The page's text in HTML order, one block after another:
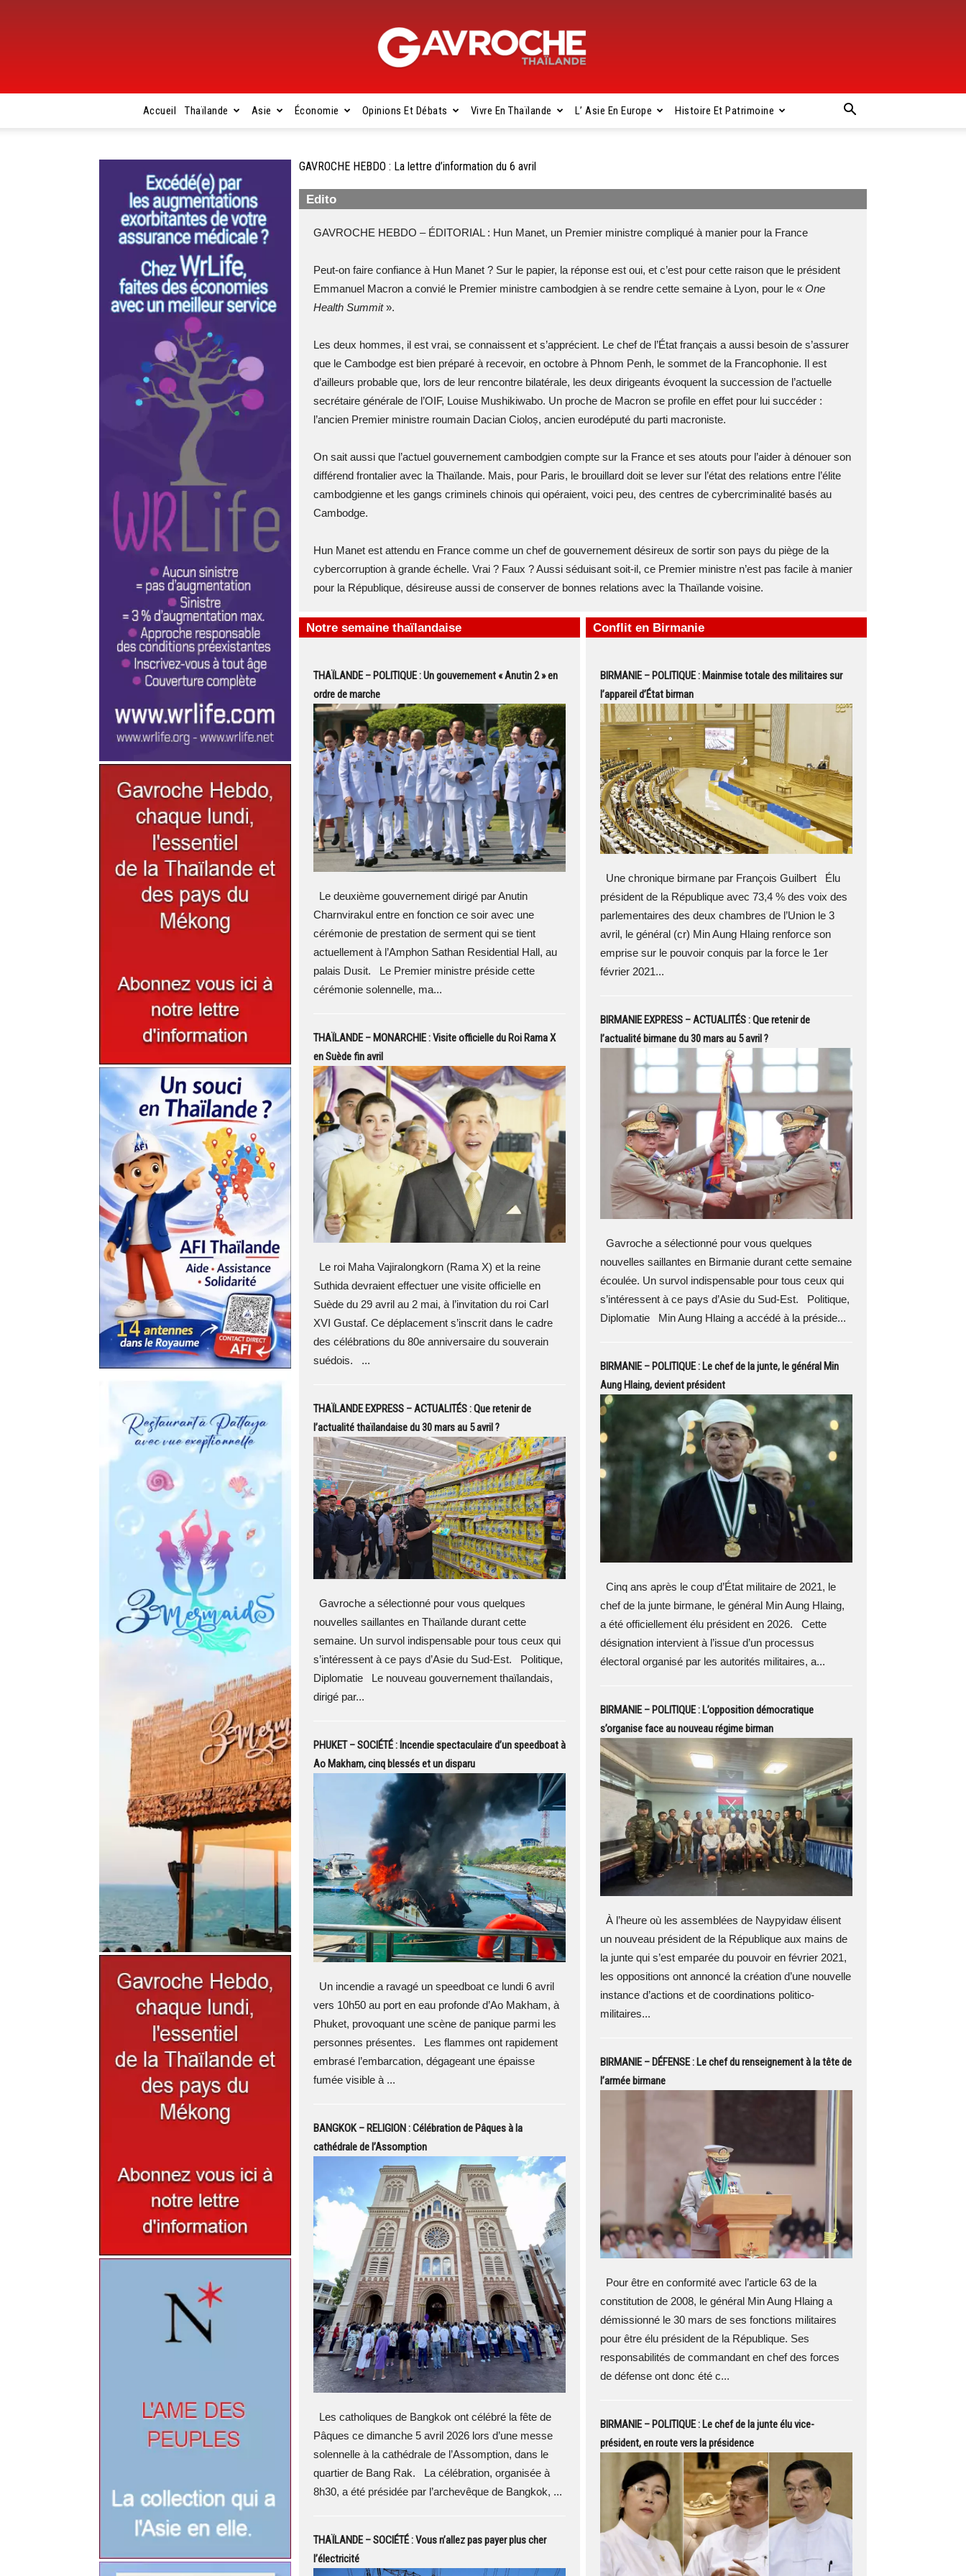
Gavroche
Thaïlande
Accueil Thaïlande Asie Économie Opinions Et Débats Vivre En Thaïlande L’ Asie En Europe Histoire Et Patrimoine
GAVROCHE HEBDO : La lettre d’information du 6 avril
Edito
GAVROCHE HEBDO – ÉDITORIAL : Hun Manet, un Premier ministre compliqué à manier pour la France
Peut-on faire confiance à Hun Manet ? Sur le papier, la réponse est oui, et c’est pour cette raison que le président
Emmanuel Macron a convié le Premier ministre cambodgien à se rendre cette semaine à Lyon, pour le « One
Health Summit».
Les deux hommes, il est vrai, se connaissent et s’apprécient. Le chef de l’État français a aussi besoin de s’assurer
que le Cambodge est bien préparé à recevoir, en octobre à Phnom Penh, le sommet de la Francophonie. Il est
d’ailleurs probable que, lors de leur rencontre bilatérale, les deux dirigeants évoquent la succession de l’actuelle
secrétaire générale de l’OIF, Louise Mushikiwabo. Un proche de Macron se profile en effet pour lui succéder :
l’ancien Premier ministre roumain Dacian Cioloș, ancien eurodéputé du parti macroniste.
On sait aussi que l’actuel gouvernement cambodgien compte sur la France et ses atouts pour l’aider à dénouer son
différend frontalier avec la Thaïlande. Mais, pour Paris, le brouillard doit se lever sur l’état des relations entre l’élite
cambodgienne et les gangs criminels chinois qui opéraient, voici peu, des centres de cybercriminalité basés au
Cambodge.
Hun Manet est attendu en France comme un chef de gouvernement désireux de sortir son pays du piège de la
cybercorruption à grande échelle. Vrai ? Faux ? Aussi séduisant soit-il, ce Premier ministre n’est pas facile à manier
pour la République, désireuse aussi de conserver de bonnes relations avec la Thaïlande voisine.
Notre semaine thaïlandaise
THAÏLANDE – POLITIQUE : Un gouvernement « Anutin 2 » en
ordre de marche
Le deuxième gouvernement dirigé par Anutin
Charnvirakul entre en fonction ce soir avec une
cérémonie de prestation de serment qui se tient
actuellement à l’Amphon Sathan Residential Hall, au
palais Dusit. Le Premier ministre préside cette
cérémonie solennelle, ma...
THAÏLANDE – MONARCHIE : Visite officielle du Roi Rama X
en Suède fin avril
Le roi Maha Vajiralongkorn (Rama X) et la reine
Suthida devraient effectuer une visite officielle en
Suède du 29 avril au 2 mai, à l’invitation du roi Carl
XVI Gustaf. Ce déplacement s’inscrit dans le cadre
des célébrations du 80e anniversaire du souverain
suédois. ...
THAÏLANDE EXPRESS – ACTUALITÉS : Que retenir de
l’actualité thaïlandaise du 30 mars au 5 avril ?
Gavroche a sélectionné pour vous quelques
nouvelles saillantes en Thaïlande durant cette
semaine. Un survol indispensable pour tous ceux qui
s’intéressent à ce pays d’Asie du Sud-Est. Politique,
Diplomatie Le nouveau gouvernement thaïlandais,
dirigé par...
PHUKET – SOCIÉTÉ : Incendie spectaculaire d’un speedboat à
Ao Makham, cinq blessés et un disparu
Un incendie a ravagé un speedboat ce lundi 6 avril
vers 10h50 au port en eau profonde d’Ao Makham, à
Phuket, provoquant une scène de panique parmi les
personnes présentes. Les flammes ont rapidement
embrasé l’embarcation, dégageant une épaisse
fumée visible à ...
BANGKOK – RELIGION : Célébration de Pâques à la
cathédrale de l’Assomption
Les catholiques de Bangkok ont célébré la fête de
Pâques ce dimanche 5 avril 2026 lors d’une messe
solennelle à la cathédrale de l’Assomption, dans le
quartier de Bang Rak. La célébration, organisée à
8h30, a été présidée par l’archevêque de Bangkok, ...
THAÏLANDE – SOCIÉTÉ : Vous n’allez pas payer plus cher
l’électricité
Conflit en Birmanie
BIRMANIE – POLITIQUE : Mainmise totale des militaires sur
l’appareil d’État birman
Une chronique birmane par François Guilbert Élu
président de la République avec 73,4 % des voix des
parlementaires des deux chambres de l’Union le 3
avril, le général (cr) Min Aung Hlaing renforce son
emprise sur le pouvoir conquis par la force le 1er
février 2021...
BIRMANIE EXPRESS – ACTUALITÉS : Que retenir de
l’actualité birmane du 30 mars au 5 avril ?
Gavroche a sélectionné pour vous quelques
nouvelles saillantes en Birmanie durant cette semaine
écoulée. Un survol indispensable pour tous ceux qui
s’intéressent à ce pays d’Asie du Sud-Est. Politique,
Diplomatie Min Aung Hlaing a accédé à la préside...
BIRMANIE – POLITIQUE : Le chef de la junte, le général Min
Aung Hlaing, devient président
Cinq ans après le coup d’État militaire de 2021, le
chef de la junte birmane, le général Min Aung Hlaing,
a été officiellement élu président en 2026. Cette
désignation intervient à l’issue d’un processus
électoral organisé par les autorités militaires, a...
BIRMANIE – POLITIQUE : L’opposition démocratique
s’organise face au nouveau régime birman
À l’heure où les assemblées de Naypyidaw élisent
un nouveau président de la République aux mains de
la junte qui s’est emparée du pouvoir en février 2021,
les oppositions ont annoncé la création d’une nouvelle
instance d’actions et de coordinations politico-
militaires...
BIRMANIE – DÉFENSE : Le chef du renseignement à la tête de
l’armée birmane
Pour être en conformité avec l’article 63 de la
constitution de 2008, le général Min Aung Hlaing a
démissionné le 30 mars de ses fonctions militaires
pour être élu président de la République. Ses
responsabilités de commandant en chef des forces
de défense ont donc été c...
BIRMANIE – POLITIQUE : Le chef de la junte élu vice-
président, en route vers la présidence